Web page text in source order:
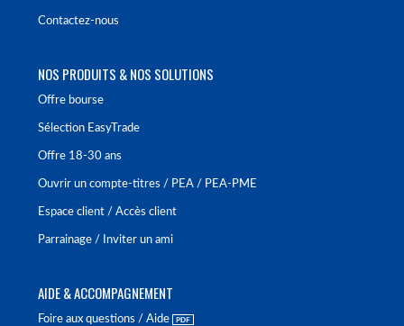
Contactez-nous
NOS PRODUITS & NOS SOLUTIONS
Offre bourse
Sélection EasyTrade
Offre 18-30 ans
Ouvrir un compte-titres / PEA / PEA-PME
Espace client / Accès client
Parrainage / Inviter un ami
AIDE & ACCOMPAGNEMENT
Foire aux questions / Aide